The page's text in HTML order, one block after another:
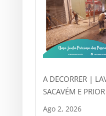
A DECORRER |
SACAVÉM E
Ago 2, 2026